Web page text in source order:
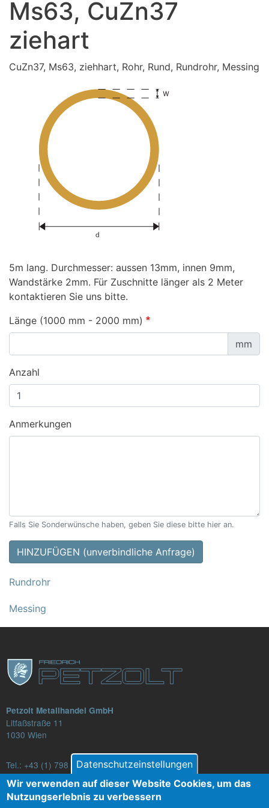
Ms63, CuZn37
ziehart
CuZn37, Ms63, ziehhart, Rohr, Rund, Rundrohr, Messing
5m lang. Durchmesser: aussen 13mm, innen 9mm,
Wandstärke 2mm. Für Zuschnitte länger als 2 Meter
kontaktieren Sie uns bitte.
Länge (1000 mm - 2000 mm)
mm
Anzahl
Anmerkungen
Falls Sie Sonderwünsche haben, geben Sie diese bitte hier an.
HINZUFÜGEN (unverbindliche Anfrage)
Rundrohr
Messing
Petzolt Metallhandel GmbH
Litfaßstraße 11
1030 Wien
Tel.: +43 (1) 798 82 88-16
E-Mail: verkauf@petzolt.at
Datenschutzeinstellungen
Wir verwenden auf dieser Website Cookies, um das
Nutzungserlebnis zu verbessern